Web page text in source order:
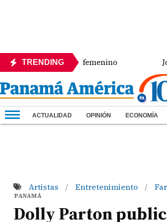
TRENDING
en salto largo femenino José
ACTUALIDAD OPINIÓN ECONOMÍA
Artistas / Entretenimiento /
PANAMÁ
Dolly Parton